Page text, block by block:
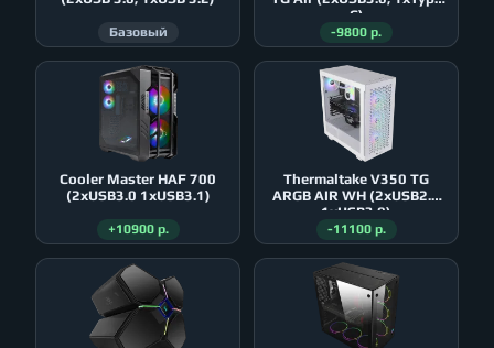
Базовый
C)
-9800 р.
Cooler Master HAF 700
(2xUSB3.0 1xUSB3.1)
+10900 р.
Thermaltake V350 TG
ARGB AIR WH (2xUSB2.0
1xUSB3.0)
-11100 р.